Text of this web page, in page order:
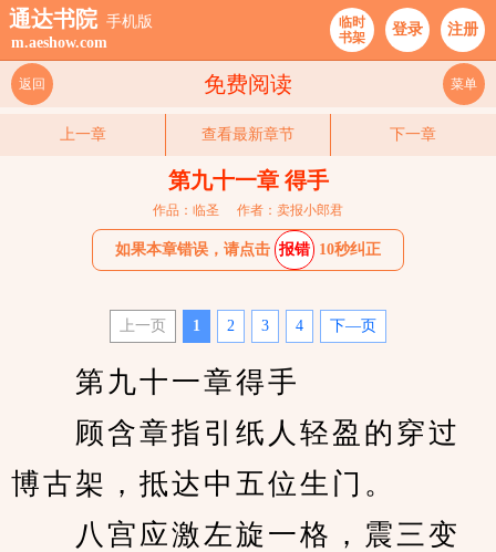
通达书院 手机版
m.aeshow.com
临时
书架
登录 注册
免费阅读
返回 菜单
上一章 查看最新章节 下一章
第九十一章 得手
作品：临圣 作者：卖报小郎君
如果本章错误，请点击 报错 10秒纠正
上一页 1 2 3 4 下—页
第九十一章得手
顾含章指引纸人轻盈的穿过
博古架，抵达中五位生门。
八宫应激左旋一格，震三变